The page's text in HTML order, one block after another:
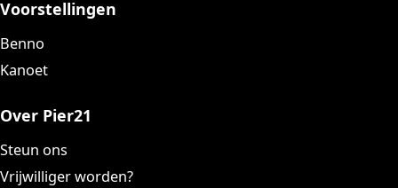
Voorstellingen
Benno
Kanoet
Over Pier21
Steun ons
Vrijwilliger worden?